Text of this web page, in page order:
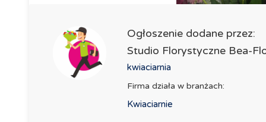
Ogłoszenie dodane przez:
Studio Florystyczne Bea-
kwiaciarnia
Firma działa w branżach:
Kwiaciarnie